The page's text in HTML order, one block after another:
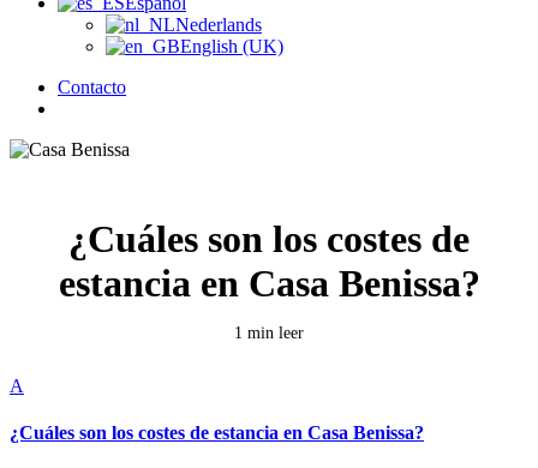
Nederlands
English (UK)
Contacto
¿Cuáles son los costes de
estancia en Casa Benissa?
1 min leer
A
¿Cuáles son los costes de estancia en Casa Benissa?